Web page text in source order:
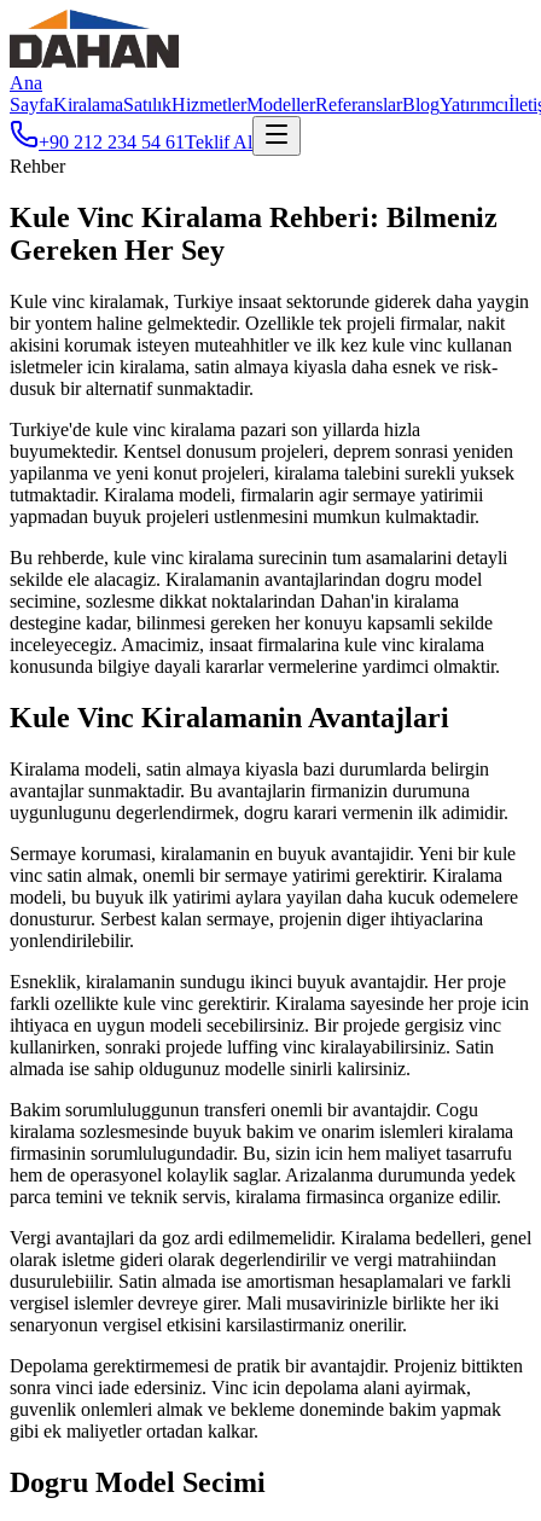
Ana
SayfaKiralamaSatılıkHizmetlerModellerReferanslarBlogYatırımcı
+90 212 234 54 61Teklif Al
Rehber
Kule Vinc Kiralama Rehberi: Bilmeniz
Gereken Her Sey
Kule vinc kiralamak, Turkiye insaat sektorunde giderek daha yaygin
bir yontem haline gelmektedir. Ozellikle tek projeli firmalar, nakit
akisini korumak isteyen muteahhitler ve ilk kez kule vinc kullanan
isletmeler icin kiralama, satin almaya kiyasla daha esnek ve risk-
dusuk bir alternatif sunmaktadir.
Turkiye'de kule vinc kiralama pazari son yillarda hizla
buyumektedir. Kentsel donusum projeleri, deprem sonrasi yeniden
yapilanma ve yeni konut projeleri, kiralama talebini surekli yuksek
tutmaktadir. Kiralama modeli, firmalarin agir sermaye yatirimii
yapmadan buyuk projeleri ustlenmesini mumkun kulmaktadir.
Bu rehberde, kule vinc kiralama surecinin tum asamalarini detayli
sekilde ele alacagiz. Kiralamanin avantajlarindan dogru model
secimine, sozlesme dikkat noktalarindan Dahan'in kiralama
destegine kadar, bilinmesi gereken her konuyu kapsamli sekilde
inceleyecegiz. Amacimiz, insaat firmalarina kule vinc kiralama
konusunda bilgiye dayali kararlar vermelerine yardimci olmaktir.
Kule Vinc Kiralamanin Avantajlari
Kiralama modeli, satin almaya kiyasla bazi durumlarda belirgin
avantajlar sunmaktadir. Bu avantajlarin firmanizin durumuna
uygunlugunu degerlendirmek, dogru karari vermenin ilk adimidir.
Sermaye korumasi, kiralamanin en buyuk avantajidir. Yeni bir kule
vinc satin almak, onemli bir sermaye yatirimi gerektirir. Kiralama
modeli, bu buyuk ilk yatirimi aylara yayilan daha kucuk odemelere
donusturur. Serbest kalan sermaye, projenin diger ihtiyaclarina
yonlendirilebilir.
Esneklik, kiralamanin sundugu ikinci buyuk avantajdir. Her proje
farkli ozellikte kule vinc gerektirir. Kiralama sayesinde her proje icin
ihtiyaca en uygun modeli secebilirsiniz. Bir projede gergisiz vinc
kullanirken, sonraki projede luffing vinc kiralayabilirsiniz. Satin
almada ise sahip oldugunuz modelle sinirli kalirsiniz.
Bakim sorumluluggunun transferi onemli bir avantajdir. Cogu
kiralama sozlesmesinde buyuk bakim ve onarim islemleri kiralama
firmasinin sorumlulugundadir. Bu, sizin icin hem maliyet tasarrufu
hem de operasyonel kolaylik saglar. Arizalanma durumunda yedek
parca temini ve teknik servis, kiralama firmasinca organize edilir.
Vergi avantajlari da goz ardi edilmemelidir. Kiralama bedelleri, genel
olarak isletme gideri olarak degerlendirilir ve vergi matrahiindan
dusurulebiilir. Satin almada ise amortisman hesaplamalari ve farkli
vergisel islemler devreye girer. Mali musavirinizle birlikte her iki
senaryonun vergisel etkisini karsilastirmaniz onerilir.
Depolama gerektirmemesi de pratik bir avantajdir. Projeniz bittikten
sonra vinci iade edersiniz. Vinc icin depolama alani ayirmak,
guvenlik onlemleri almak ve bekleme doneminde bakim yapmak
gibi ek maliyetler ortadan kalkar.
Dogru Model Secimi